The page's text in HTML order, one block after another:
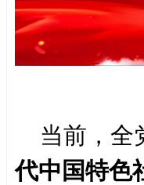
当前，全
代中国特色